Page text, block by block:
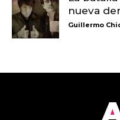
nueva
Guillermo